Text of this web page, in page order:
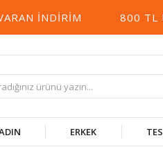
İNDIRIM 800 TL
ERKEK